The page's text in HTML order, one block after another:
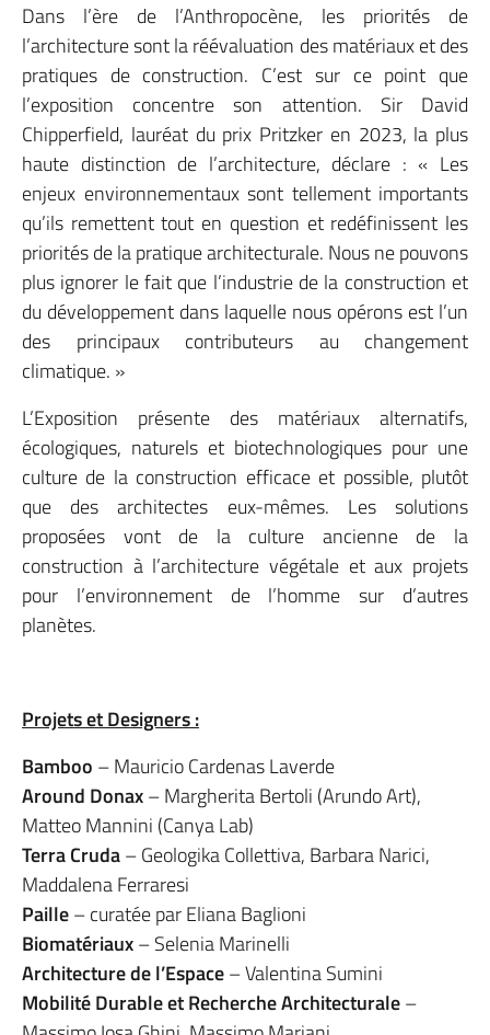
Dans l’ère de l’Anthropocène, les priorités de
l’architecture sont la réévaluation des matériaux et des
pratiques de construction. C’est sur ce point que
l’exposition concentre son attention. Sir David
Chipperfield, lauréat du prix Pritzker en 2023, la plus
haute distinction de l’architecture, déclare : « Les
enjeux environnementaux sont tellement importants
qu’ils remettent tout en question et redéfinissent les
priorités de la pratique architecturale. Nous ne pouvons
plus ignorer le fait que l’industrie de la construction et
du développement dans laquelle nous opérons est l’un
des principaux contributeurs au changement
climatique. »
L’Exposition présente des matériaux alternatifs,
écologiques, naturels et biotechnologiques pour une
culture de la construction efficace et possible, plutôt
que des architectes eux-mêmes. Les solutions
proposées vont de la culture ancienne de la
construction à l’architecture végétale et aux projets
pour l’environnement de l’homme sur d’autres
planètes.
Projets et Designers :
Bamboo – Mauricio Cardenas Laverde
Around Donax– Margherita Bertoli (Arundo Art),
Matteo Mannini (Canya Lab)
Terra Cruda– Geologika Collettiva, Barbara Narici,
Maddalena Ferraresi
Paille– curatée par Eliana Baglioni
Biomatériaux– Selenia Marinelli
Architecture de l’Espace– Valentina Sumini
Mobilité Durable et Recherche Architecturale–